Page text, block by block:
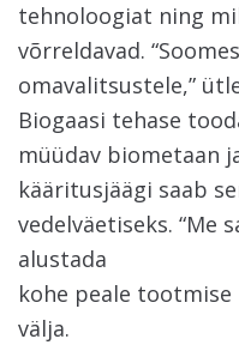
tehnoloogiat ning
võrreldavad.
omavalitsustele,”
Biogaasi tehase
müüdav biometaan
kääritusjäägi saab
vedelväetiseks. “Me
alustada
kohe peale
välja.